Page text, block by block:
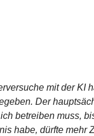
mit der KI
Der
betreiben muss,
habe, dürfte mehr